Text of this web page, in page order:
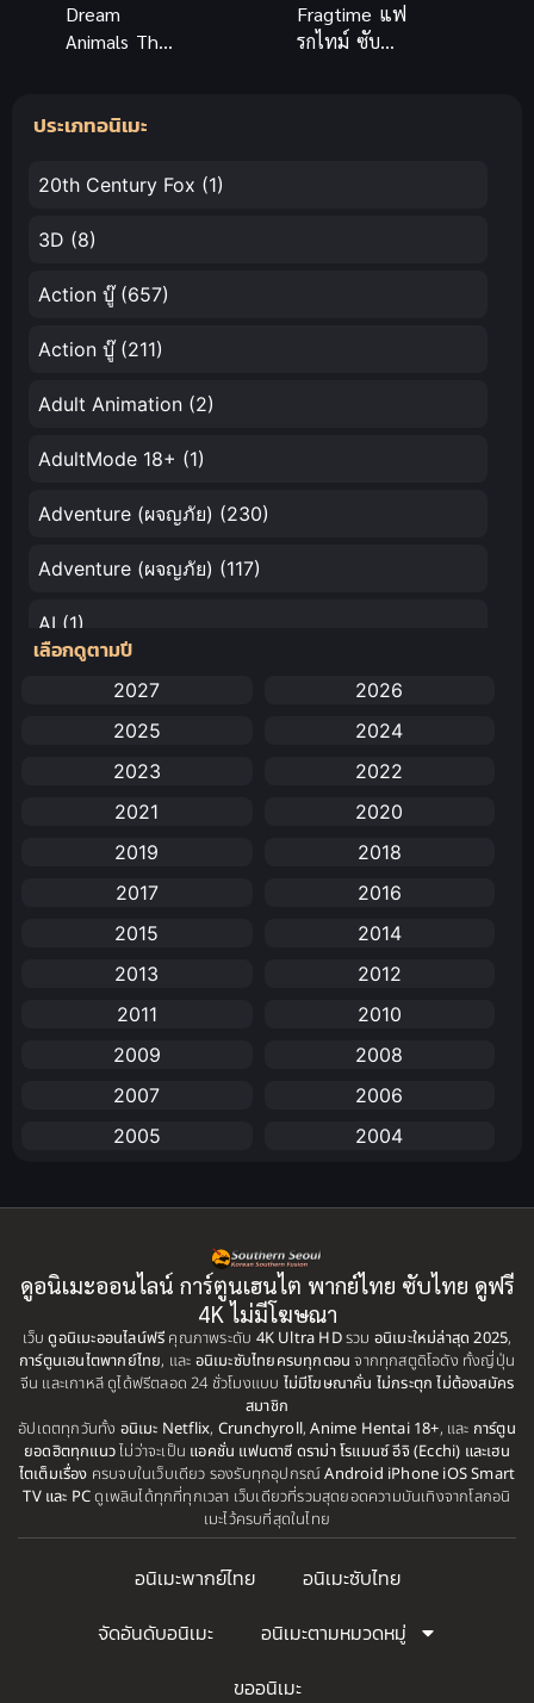
Dream
Animals The
เดอะ มูฟวี่
Fragtime แฟ
รกไทม์ ซับ
ประเภทอนิเมะ
20th Century Fox (1)
3D (8)
Action บู๊(657)
Action บู๊(211)
Adult Animation (2)
AdultMode 18+ (1)
Adventure (ผจญภัย) (230)
Adventure (ผจญภัย) (117)
AI (1)
Amazon Prime
Anal (ประตูหลัง)
Animation การ์ตูน
Animation อนิเมะ
Animation แอนิเมชั่น
(25)
BBC (1)
Big tits (นมใหญ่)(19)
Biography(1)
Bitch (ผู้หญิงร่าน) (1)
Blackmail (ข่มขู่)(1)
เลือกดูตามปี
2027
2026
2025
2024
2023
2022
2021
2020
2019
2018
2017
2016
2015
2014
2013
2012
2011
2010
2009
2008
2007
2006
2005
2004
1997
1996
1995
1993
1992
1991
1990
1989
1988
1987
1985
1984
1983
1982
1981
1980
1979
ดูอนิเมะออนไลน์ การ์ตูนเฮนไต พากย์ไทย ซับไทย ดูฟรี
4K ไม่มีโฆษณา
เว็บดูอนิเมะออนไลน์ฟรี คุณภาพระดับ 4K Ultra HDรวม อนิเมะใหม่ล่าสุด 2025,
การ์ตูนเฮนไตพากย์ไทย, และ อนิเมะซับไทยครบทุกตอน จากทุกสตูดิโอดัง ทั้งญี่ปุ่น
จีน และเกาหลี ดูได้ฟรีตลอด 24 ชั่วโมงแบบ ไม่มีโฆษณาคั่น ไม่กระตุก ไม่ต้องสมัคร
สมาชิก
อัปเดตทุกวันทั้ง อนิเมะ Netflix, Crunchyroll,Anime Hentai 18+, และ การ์ตูน
ยอดฮิตทุกแนวไม่ว่าจะเป็น แอคชั่น แฟนตาซี ดราม่า โรแมนซ์ อีจิ (Ecchi) และเฮน
ไตเต็มเรื่อง ครบจบในเว็บเดียว รองรับทุกอุปกรณ์Android iPhone iOS Smart
TV และ PCดูเพลินได้ทุกที่ทุกเวลา เว็บเดียวที่รวมสุดยอดความบันเทิงจากโลกอนิ
เมะไว้ครบที่สุดในไทย
อนิเมะพากย์ไทย
อนิเมะซับไทย
จัดอันดับอนิเมะ
อนิเมะตามหมวดหมู่
ขออนิเมะ